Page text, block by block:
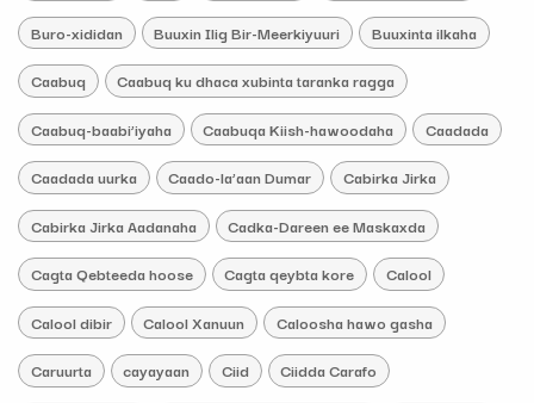
Buro-xididan Buuxin Ilig Bir-Meerkiyuuri Buuxinta ilkaha
Caabuq Caabuq ku dhaca xubinta taranka ragga
Caabuq-baabi’iyaha Caabuqa Kiish-hawoodaha Caadada
Caadada uurka Caado-la’aan Dumar Cabirka Jirka
Cabirka Jirka Aadanaha Cadka-Dareen ee Maskaxda
Cagta Qebteeda hoose Cagta qeybta kore Calool
Calool dibir Calool Xanuun Caloosha hawo gasha
Caruurta cayayaan Ciid Ciidda Carafo